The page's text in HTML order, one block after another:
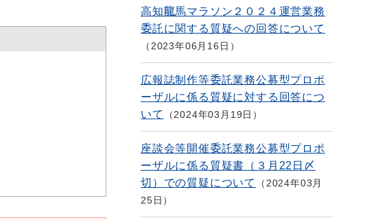
高知龍馬マラソン２０２４運営業務
委託に関する質疑への回答について
2023年06月16日
広報誌制作等委託業務公募型プロポ
ーザルに係る質疑に対する回答につ
いて
2024年03月19日
座談会等開催委託業務公募型プロポ
ーザルに係る質疑書（３月22日〆
切）での質疑について
2024年03月
25日